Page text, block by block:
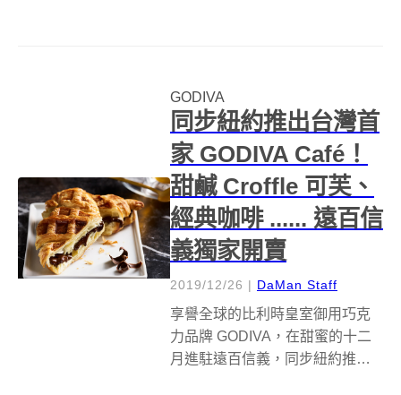
限量 ...
GODIVA
同步紐約推出台灣首
家 GODIVA Café！
甜鹹 Croffle 可芙、
經典咖啡 ...... 遠百信
義獨家開賣
2019/12/26 | DaMan Staff
享譽全球的比利時皇室御用巧克
力品牌 GODIVA，在甜蜜的十二
月進駐遠百信義，同步紐約推出